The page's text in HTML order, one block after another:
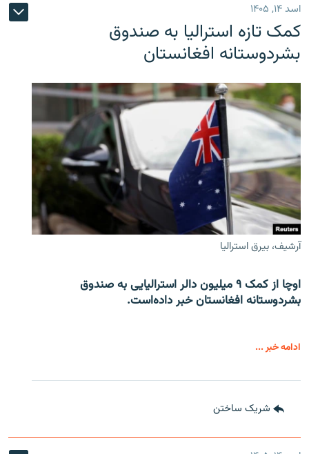
اسد ۱۴, ۱۴۰۵
کمک تازه استرالیا به صندوق
بشردوستانه افغانستان
آرشیف، بیرق استرالیا
اوچا از کمک ۹ میلیون دالر استرالیایی به صندوق
بشردوستانه افغانستان خبر داده‌است.
ادامه خبر ...
شریک ساختن